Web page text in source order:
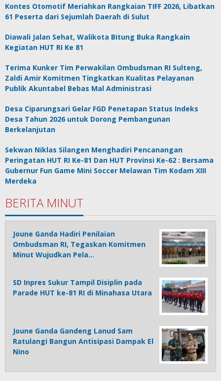
Kontes Otomotif Meriahkan Rangkaian TIFF 2026, Libatkan
61 Peserta dari Sejumlah Daerah di Sulut
Diawali Jalan Sehat, Walikota Bitung Buka Rangkain
Kegiatan HUT RI Ke 81
Terima Kunker Tim Perwakilan Ombudsman RI Sulteng,
Zaldi Amir Komitmen Tingkatkan Kualitas Pelayanan
Publik Akuntabel Bebas Mal Administrasi
Desa Ciparungsari Gelar FGD Penetapan Status Indeks
Desa Tahun 2026 untuk Dorong Pembangunan
Berkelanjutan
Sekwan Niklas Silangen Menghadiri Pencanangan
Peringatan HUT RI Ke-81 Dan HUT Provinsi Ke-62 : Bersama
Gubernur Fun Game Mini Soccer Melawan Tim Kodam XIII
Merdeka
BERITA MINUT
Joune Ganda Hadiri Penilaian
Ombudsman RI, Tegaskan Komitmen
Minut Wujudkan Pela…
SD Inpres Sukur Tampil Disiplin pada
Parade HUT ke-81 RI di Minahasa Utara
Joune Ganda Gandeng Lanud Sam
Ratulangi Bangun Antisipasi Dampak El
Nino